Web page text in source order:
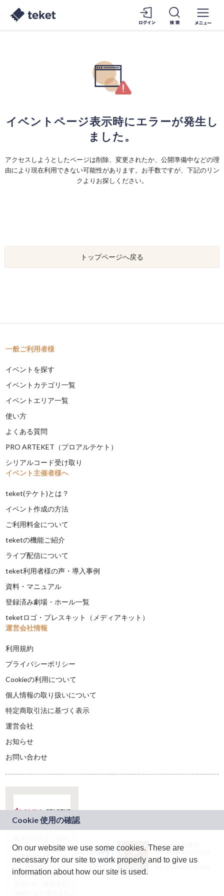
イベントページ表示時にエラーが発生し
ました。
アクセスしようとしたページは削除、変更されたか、公開準備中などの理
由により現在利用できない可能性があります。お手数ですが、下記のリン
クよりお探しください。
トップページへ戻る
一般ご利用者様
イベントを探す
イベントカテゴリ一覧
イベントエリア一覧
使い方
よくある質問
PRO ARTEKET（プロアルテケト）
シリアルコード受け取り
イベント主催者様へ
teket(テケト)とは？
イベント作成の方法
ご利用料金について
teketの機能ご紹介
ライブ配信について
teket利用者様の声・導入事例
資料・マニュアル
登録済み劇場・ホール一覧
teketロゴ・プレスキット（メディアキット）
運営会社情報
利用規約
プライバシーポリシー
Cookieの利用について
個人情報の取り扱いについて
特定商取引法に基づく表示
運営会社
お知らせ
お問い合わせ
ドコモグループの新
規事業創出プログラ
ム「docomo
STARTUP」を通じて
JASRAC許諾番号：
9024936001Y45037
JASRAC許諾番号：
On our website we use some cookies. These are
necessary for our site to work properly and to give us
information about how our site is used.